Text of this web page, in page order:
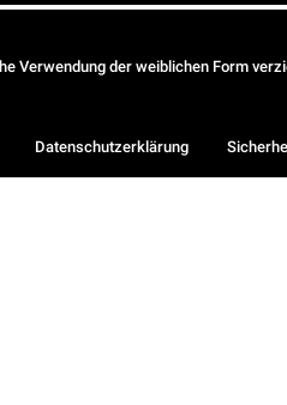
Verwendung der weiblichen Form
Datenschutzerklärung